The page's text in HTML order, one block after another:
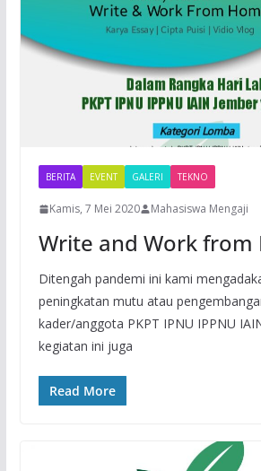
BERITA EVENT GALERI TEKNO
Kamis, 7 Mei 2020 Mahasiswa Mengaji
Write and Work from
Ditengah pandemi ini kami
peningkatan mutu atau
kader/anggota PKPT IPNU IPPNU
kegiatan ini juga
Read More